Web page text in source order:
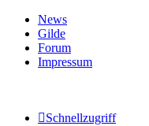
News
Gilde
Forum
Impressum
Schnellzugriff